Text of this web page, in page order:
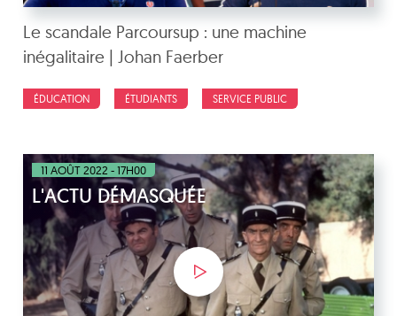
Le scandale Parcoursup : une machine
inégalitaire | Johan Faerber
ÉDUCATION ÉTUDIANTS SERVICE PUBLIC
11 AOÛT 2022 - 17H00
L'ACTU DÉMASQUÉE